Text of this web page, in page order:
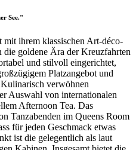
See."
ihrem klassischen Art-déco-
die goldene Ära der Kreuzfahrten
und stilvoll eingerichtet,
Platzangebot und
verwöhnen
Auswahl von internationalen
Afternoon Tea. Das
Tanzabenden im Queens Room
für jeden Geschmack etwas
ist die gelegentlich als laut